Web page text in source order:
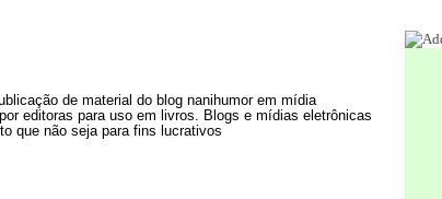
de material do blog nanihumor em mídia
editoras para uso em livros. Blogs e mídias eletrônicas
que não seja para fins lucrativos